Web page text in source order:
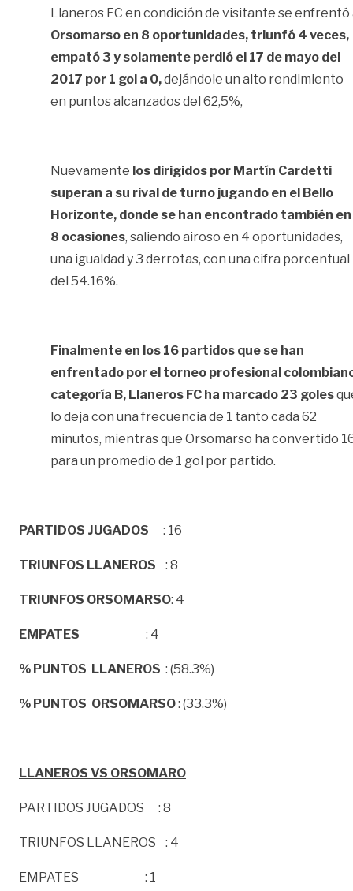
Llaneros FC en condición de visitante se enfrentó
Orsomarso en 8 oportunidades, triunfó 4 veces,
empató 3 y solamente perdió el 17 de mayo del
2017 por 1 gol a 0,dejándole un alto rendimiento
en puntos alcanzados del 62,5%,
Nuevamente los dirigidos por Martín Cardetti
superan a su rival de turno jugando en el Bello
Horizonte, donde se han encontrado también en
8 ocasiones, saliendo airoso en 4 oportunidades,
una igualdad y 3 derrotas, con una cifra porcentual
del 54.16%.
Finalmente en los 16 partidos que se han
enfrentado por el torneo profesional
categoría B, Llaneros FC ha marcado 23 goles
lo deja con una frecuencia de 1 tanto cada 62
minutos, mientras que Orsomarso ha convertido
para un promedio de 1 gol por partido.
PARTIDOS JUGADOS : 16
TRIUNFOS LLANEROS : 8
TRIUNFOS ORSOMARSO: 4
EMPATES : 4
% PUNTOS LLANEROS : (58.3%)
% PUNTOS ORSOMARSO: (33.3%)
LLANEROS VS ORSOMARO
PARTIDOS JUGADOS : 8
TRIUNFOS LLANEROS : 4
EMPATES : 1